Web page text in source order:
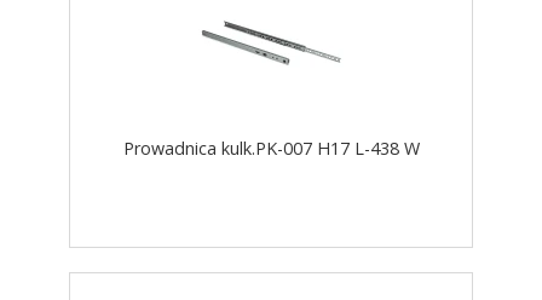
Prowadnica kulk.PK-007 H17 L-438 W